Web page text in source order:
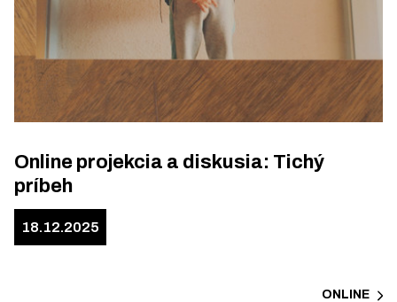
Online projekcia a diskusia: Tichý
príbeh
18.12.2025
ONLINE